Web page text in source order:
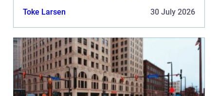
Toke Larsen 30 July 2026